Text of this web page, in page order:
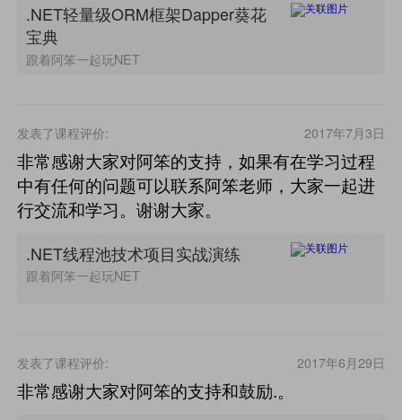
.NET轻量级ORM框架Dapper葵花
宝典
跟着阿笨一起玩NET
发表了课程评价: 2017年7月3日
非常感谢大家对阿笨的支持，如果有在学习过程
中有任何的问题可以联系阿笨老师，大家一起进
行交流和学习。谢谢大家。
.NET线程池技术项目实战演练
跟着阿笨一起玩NET
发表了课程评价: 2017年6月29日
非常感谢大家对阿笨的支持和鼓励.。